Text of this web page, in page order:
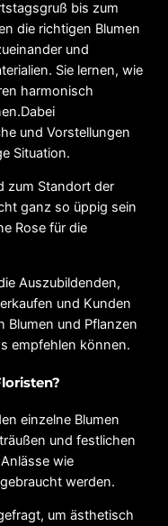
bis zum
die richtigen Blumen
und
Sie lernen, wie
harmonisch
und Vorstellungen
Situation.
zum Standort der
ganz so üppig sein
Rose für die
Auszubildenden,
und Kunden
Blumen und Pflanzen
empfehlen können.
einzelne Blumen
und festlichen
wie
werden.
um ästhetisch